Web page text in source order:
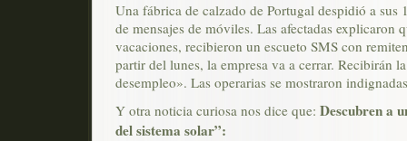
Una fábrica de calzado de Portugal despidió a sus
de mensajes de móviles. Las afectadas explicaron
vacaciones, recibieron un escueto SMS con
partir del lunes, la empresa va a cerrar. Recibirán
desempleo». Las operarias se mostraron
Y otra noticia curiosa nos dice que: Descubren a
del sistema solar”: